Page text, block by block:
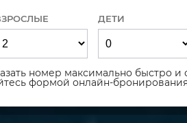
ДЕТИ
номер максимально быстро и
формой онлайн-